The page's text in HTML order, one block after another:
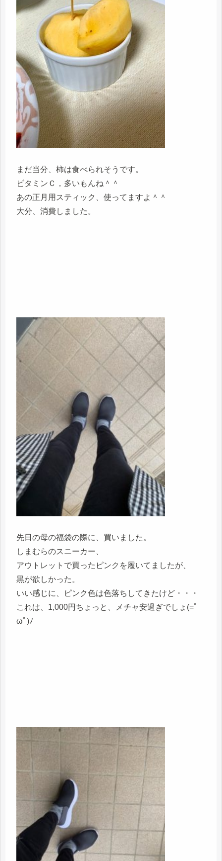
まだ当分、柿は食べられそうです。
ビタミンＣ，多いもんね＾＾
あの正月用スティック、使ってますよ＾＾
大分、消費しました。
先日の母の福袋の際に、買いました。
しまむらのスニーカー、
アウトレットで買ったピンクを履いてましたが、
黒が欲しかった。
いい感じに、ピンク色は色落ちしてきたけど・・・
これは、1,000円ちょっと、メチャ安過ぎでしょ(=ﾟ
ωﾟ)ﾉ